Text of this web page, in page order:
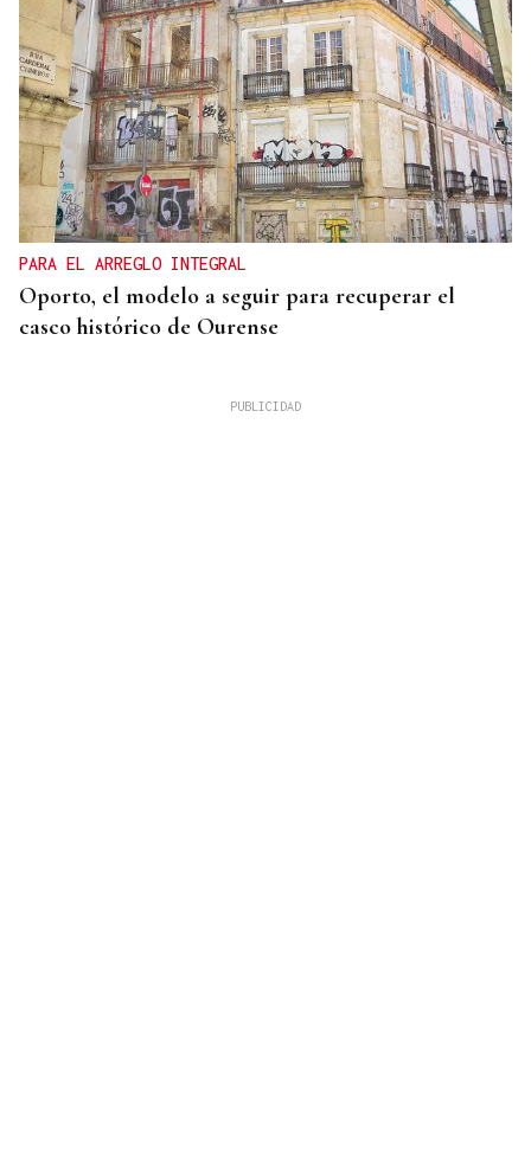
PARA EL ARREGLO INTEGRAL
Oporto, el modelo a seguir para recuperar el
casco histórico de Ourense